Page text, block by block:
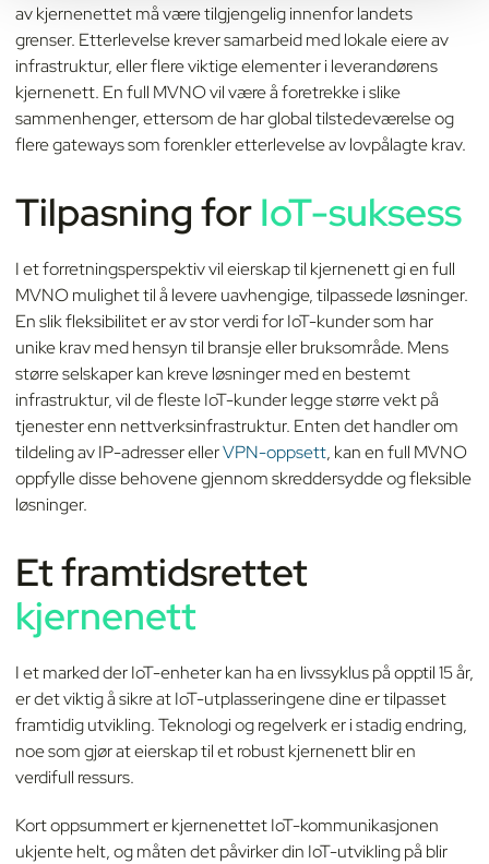
av kjernenettet må være tilgjengelig innenfor landets
grenser. Etterlevelse krever samarbeid med lokale eiere av
infrastruktur, eller flere viktige elementer i leverandørens
kjernenett. En full MVNO vil være å foretrekke i slike
sammenhenger, ettersom de har global tilstedeværelse og
flere gateways som forenkler etterlevelse av lovpålagte krav.
Tilpasning forIoT-suksess
I et forretningsperspektiv vil eierskap til kjernenett gi en full
MVNO mulighet til å levere uavhengige, tilpassede løsninger.
En slik fleksibilitet er av stor verdi for IoT-kunder som har
unike krav med hensyn til bransje eller bruksområde. Mens
større selskaper kan kreve løsninger med en bestemt
infrastruktur, vil de fleste IoT-kunder legge større vekt på
tjenester enn nettverksinfrastruktur. Enten det handler om
tildeling av IP-adresser ellerVPN-oppsett, kan en full MVNO
oppfylle disse behovene gjennom skreddersydde og fleksible
løsninger.
Et framtidsrettet
kjernenett
I et marked der IoT-enheter kan ha en livssyklus på opptil 15 år,
er det viktig å sikre at IoT-utplasseringene dine er tilpasset
framtidig utvikling. Teknologi og regelverk er i stadig endring,
noe som gjør at eierskap til et robust kjernenett blir en
verdifull ressurs.
Kort oppsummert er kjernenettet IoT-kommunikasjonen
ukjente helt, og måten det påvirker din IoT-utvikling på blir